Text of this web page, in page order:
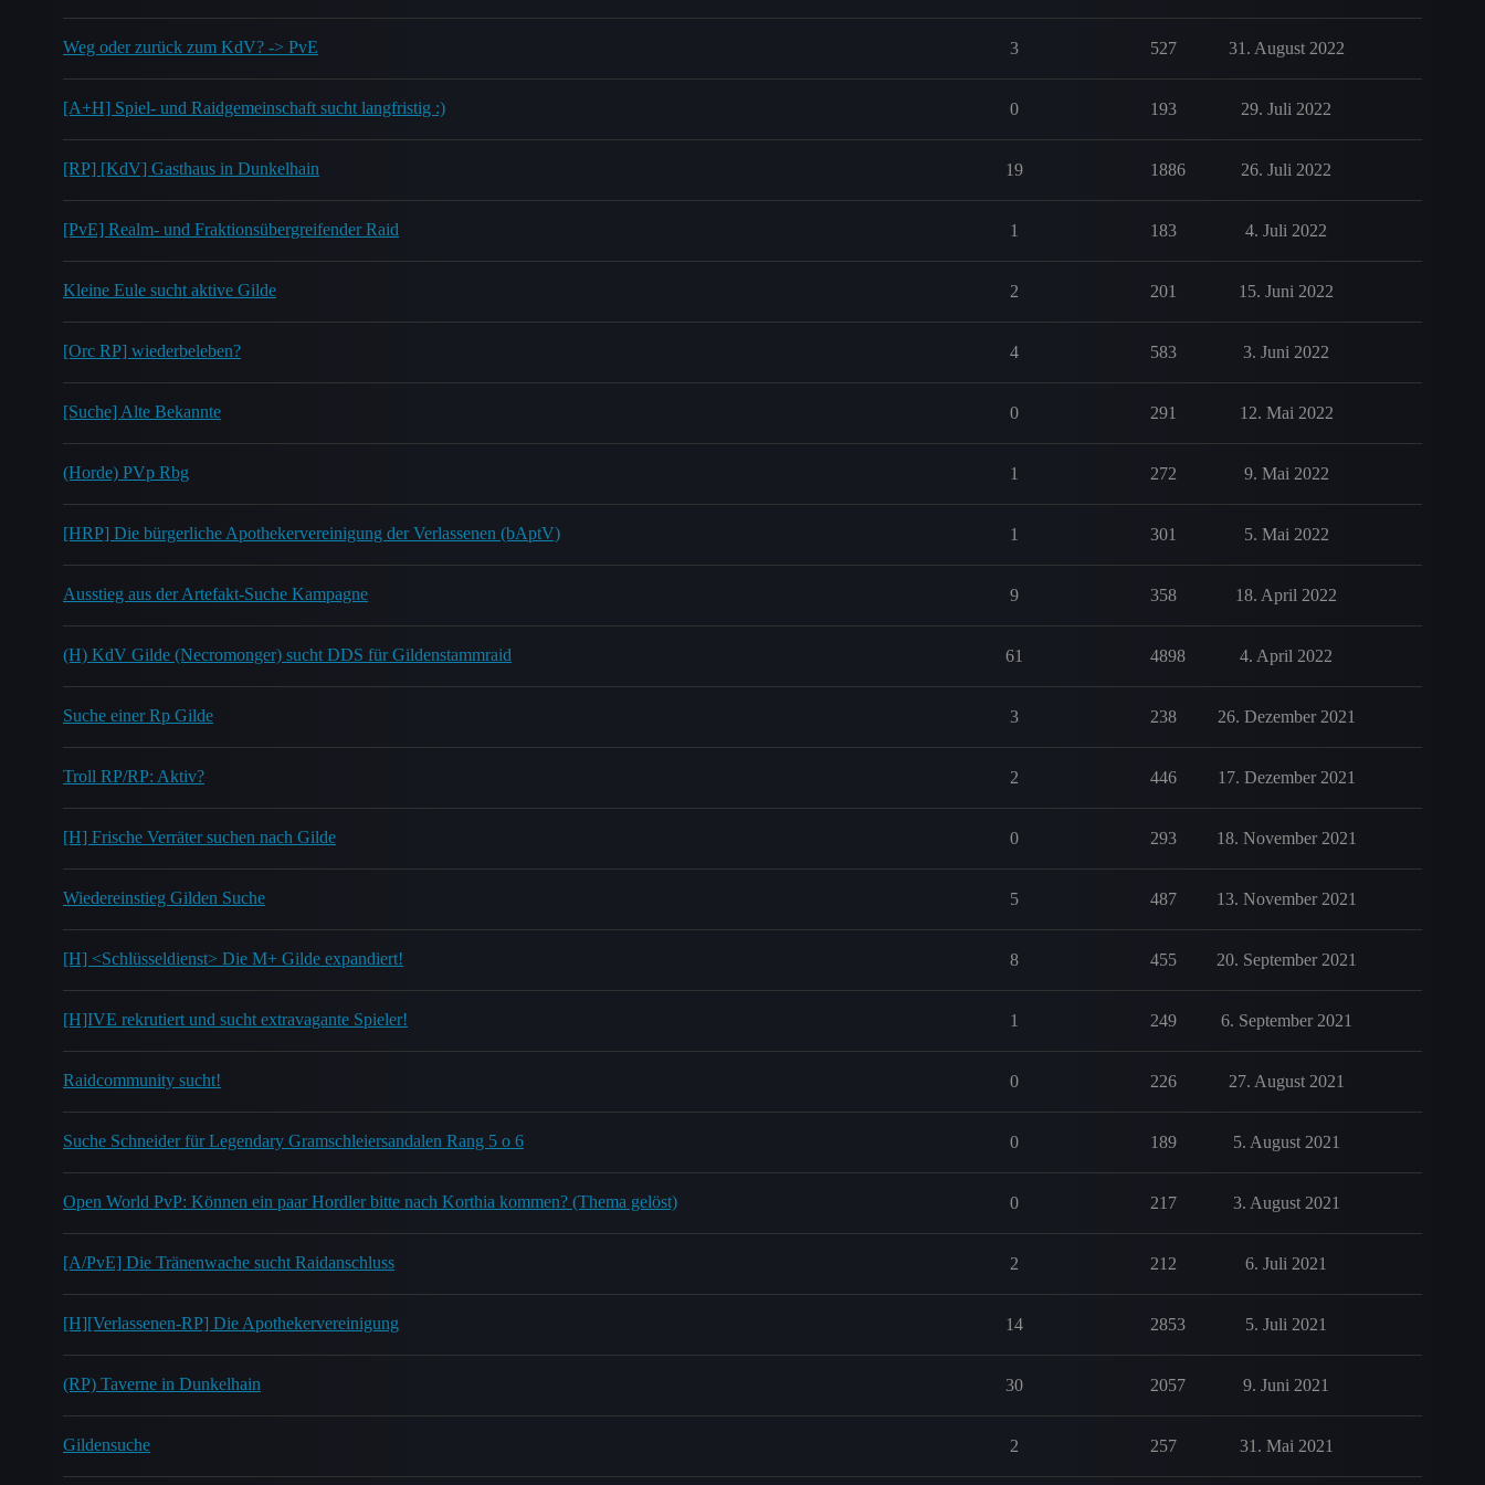
Weg oder zurück zum KdV? -> PvE 3 527 31. August 2022
[A+H] Spiel- und Raidgemeinschaft sucht langfristig :) 0 193 29. Juli 2022
[RP] [KdV] Gasthaus in Dunkelhain 19 1886 26. Juli 2022
[PvE] Realm- und Fraktionsübergreifender Raid 1 183 4. Juli 2022
Kleine Eule sucht aktive Gilde 2 201 15. Juni 2022
[Orc RP] wiederbeleben? 4 583 3. Juni 2022
[Suche] Alte Bekannte 0 291 12. Mai 2022
(Horde) PVp Rbg 1 272 9. Mai 2022
[HRP] Die bürgerliche Apothekervereinigung der Verlassenen (bAptV) 1 301 5. Mai 2022
Ausstieg aus der Artefakt-Suche Kampagne 9 358 18. April 2022
(H) KdV Gilde (Necromonger) sucht DDS für Gildenstammraid 61 4898 4. April 2022
Suche einer Rp Gilde 3 238 26. Dezember 2021
Troll RP/RP: Aktiv? 2 446 17. Dezember 2021
[H] Frische Verräter suchen nach Gilde 0 293 18. November 2021
Wiedereinstieg Gilden Suche 5 487 13. November 2021
[H] <Schlüsseldienst> Die M+ Gilde expandiert! 8 455 20. September 2021
[H]IVE rekrutiert und sucht extravagante Spieler! 1 249 6. September 2021
Raidcommunity sucht! 0 226 27. August 2021
Suche Schneider für Legendary Gramschleiersandalen Rang 5 o 6 0 189 5. August 2021
Open World PvP: Können ein paar Hordler bitte nach Korthia kommen? (Thema gelöst) 0 217 3. August 2021
[A/PvE] Die Tränenwache sucht Raidanschluss 2 212 6. Juli 2021
[H][Verlassenen-RP] Die Apothekervereinigung 14 2853 5. Juli 2021
(RP) Taverne in Dunkelhain 30 2057 9. Juni 2021
Gildensuche 2 257 31. Mai 2021